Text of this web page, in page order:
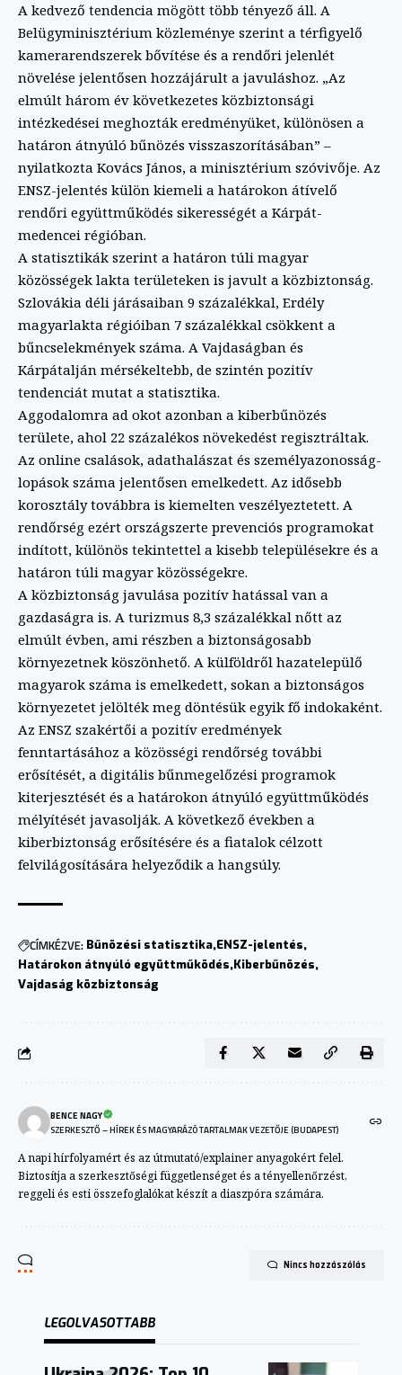
A kedvező tendencia mögött több tényező áll. A
Belügyminisztérium közleménye szerint a térfigyelő
kamerarendszerek bővítése és a rendőri jelenlét
növelése jelentősen hozzájárult a javuláshoz. „Az
elmúlt három év következetes közbiztonsági
intézkedései meghozták eredményüket, különösen a
határon átnyúló bűnözés visszaszorításában” –
nyilatkozta Kovács János, a minisztérium szóvivője. Az
ENSZ-jelentés külön kiemeli a határokon átívelő
rendőri együttműködés sikerességét a Kárpát-
medencei régióban.
A statisztikák szerint a határon túli magyar
közösségek lakta területeken is javult a közbiztonság.
Szlovákia déli járásaiban 9 százalékkal, Erdély
magyarlakta régióiban 7 százalékkal csökkent a
bűncselekmények száma. A Vajdaságban és
Kárpátalján mérsékeltebb, de szintén pozitív
tendenciát mutat a statisztika.
Aggodalomra ad okot azonban a kiberbűnözés
területe, ahol 22 százalékos növekedést regisztráltak.
Az online csalások, adathalászat és személyazonosság-
lopások száma jelentősen emelkedett. Az idősebb
korosztály továbbra is kiemelten veszélyeztetett. A
rendőrség ezért országszerte prevenciós programokat
indított, különös tekintettel a kisebb településekre és a
határon túli magyar közösségekre.
A közbiztonság javulása pozitív hatással van a
gazdaságra is. A turizmus 8,3 százalékkal nőtt az
elmúlt évben, ami részben a biztonságosabb
környezetnek köszönhető. A külföldről hazatelepülő
magyarok száma is emelkedett, sokan a biztonságos
környezetet jelölték meg döntésük egyik fő indokaként.
Az ENSZ szakértői a pozitív eredmények
fenntartásához a közösségi rendőrség további
erősítését, a digitális bűnmegelőzési programok
kiterjesztését és a határokon átnyúló együttműködés
mélyítését javasolják. A következő években a
kiberbiztonság erősítésére és a fiatalok célzott
felvilágosítására helyeződik a hangsúly.
CÍMKÉZVE: Bűnözési statisztika ENSZ-jelentés
Határokon átnyúló együttműködés Kiberbűnözés
Vajdaság közbiztonság
BENCE NAGY
SZERKESZTŐ – HÍREK ÉS MAGYARÁZÓ TARTALMAK VEZETŐJE (BUDAPEST)
A napi hírfolyamért és az útmutató/explainer anyagokért felel.
Biztosítja a szerkesztőségi függetlenséget és a tényellenőrzést,
reggeli és esti összefoglalókat készít a diaszpóra számára.
Nincs hozzászólás
LEGOLVASOTTABB